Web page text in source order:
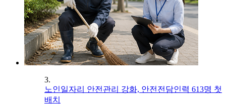
3.
노인일자리 안전관리 강화, 안전전담인력 613명 첫
배치